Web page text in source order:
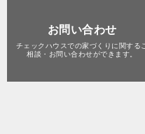
お問い合わせ
チェックハウスでの家づくりに関する
相談・お問い合わせができます。